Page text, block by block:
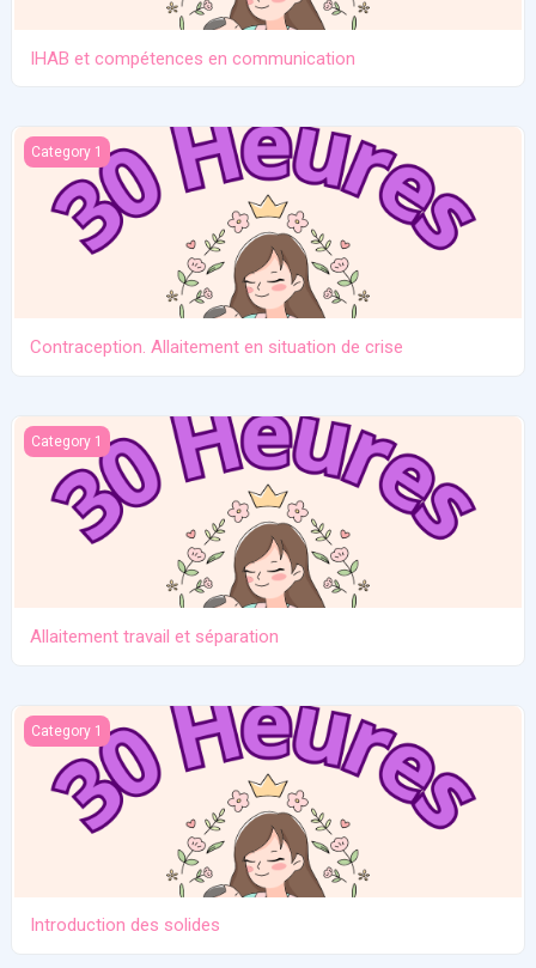
IHAB et compétences en communication
Contraception. Allaitement en situation de crise
Category 1
Contraception. Allaitement en situation de crise
Allaitement travail et séparation
Category 1
Allaitement travail et séparation
Introduction des solides
Category 1
Introduction des solides